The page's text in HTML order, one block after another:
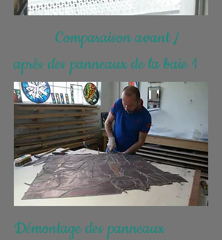
Comparaison avant /
après des panneaux de la baie 1
Démontage des panneaux